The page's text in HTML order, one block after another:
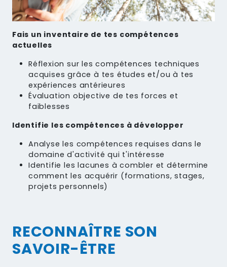
Fais un inventaire de tes compétences
actuelles
Réflexion sur les compétences techniques
acquises grâce à tes études et/ou à tes
expériences antérieures
Évaluation objective de tes forces et
faiblesses
Identifie les compétences à développer
Analyse les compétences requises dans le
domaine d'activité qui t'intéresse
Identifie les lacunes à combler et détermine
comment les acquérir (formations, stages,
projets personnels)
RECONNAÎTRE SON
SAVOIR-ÊTRE